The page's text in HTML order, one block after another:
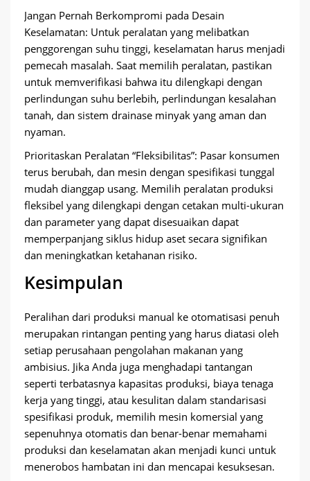
Jangan Pernah Berkompromi pada Desain
Keselamatan: Untuk peralatan yang melibatkan
penggorengan suhu tinggi, keselamatan harus menjadi
pemecah masalah. Saat memilih peralatan, pastikan
untuk memverifikasi bahwa itu dilengkapi dengan
perlindungan suhu berlebih, perlindungan kesalahan
tanah, dan sistem drainase minyak yang aman dan
nyaman.
Prioritaskan Peralatan “Fleksibilitas”: Pasar konsumen
terus berubah, dan mesin dengan spesifikasi tunggal
mudah dianggap usang. Memilih peralatan produksi
fleksibel yang dilengkapi dengan cetakan multi-ukuran
dan parameter yang dapat disesuaikan dapat
memperpanjang siklus hidup aset secara signifikan
dan meningkatkan ketahanan risiko.
Kesimpulan
Peralihan dari produksi manual ke otomatisasi penuh
merupakan rintangan penting yang harus diatasi oleh
setiap perusahaan pengolahan makanan yang
ambisius. Jika Anda juga menghadapi tantangan
seperti terbatasnya kapasitas produksi, biaya tenaga
kerja yang tinggi, atau kesulitan dalam standarisasi
spesifikasi produk, memilih mesin komersial yang
sepenuhnya otomatis dan benar-benar memahami
produksi dan keselamatan akan menjadi kunci untuk
menerobos hambatan ini dan mencapai kesuksesan.